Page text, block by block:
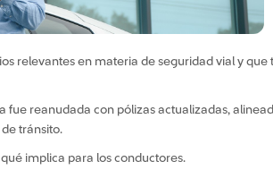
relevantes en materia de seguridad vial y
reanudada con pólizas actualizadas,
tránsito.
implica para los conductores.